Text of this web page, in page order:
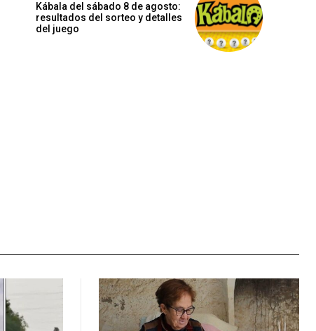
Kábala del sábado 8 de agosto:
resultados del sorteo y detalles
del juego